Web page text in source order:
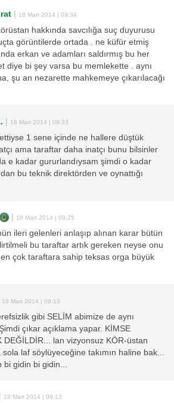
| 18 Mart 2014 | 09:34
hakkında savcılığa suç duyurusu
görüntilerde ortada . ne küfür etmiş
erkan ve adamları saldırmış bu her
diye bi şey varsa bu memlekette . aynı
şu an nezarette mahkemeye çıkarılacağı
| 18 Mart 2014 | 09:33
1 sene içinde ne hallere düştük
ama taraftar daha inatçı bunu bilsinler
e kadar gururlandıysam şimdi o kadar
bu teknik direktörden ve oynattığı
| 18 Mart 2014 | 09:25
ileri gelenleri anlaşıp alınan karar bütün
bu taraftar artık gereken neyse onu
en çok taraftara sahip teksas orga büyük
18 Mart 2014 | 09:13
gibi SELİM abimize de aynı
çıkar açıklama yapar. KİMSE
DEĞİLDİR... lan vizyonsuz KÖR-üstan
laf söylüyeceğine takımın haline bak...
bi gidin bi gidin...
| 18 Mart 2014 | 09:13